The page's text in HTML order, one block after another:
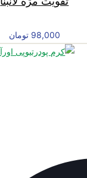
98,000 تومان